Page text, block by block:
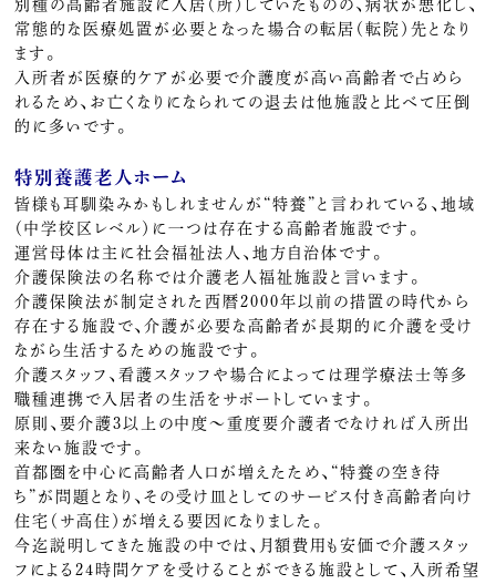
別種の高齢者施設に入居（所）していたものの、病状が悪化し、
常態的な医療処置が必要となった場合の転居（転院）先となり
ます。
入所者が医療的ケアが必要で介護度が高い高齢者で占めら
れるため、お亡くなりになられての退去は他施設と比べて圧倒
的に多いです。
特別養護老人ホーム
皆様も耳馴染みかもしれませんが“特養”と言われている、地域
（中学校区レベル）に一つは存在する高齢者施設です。
運営母体は主に社会福祉法人、地方自治体です。
介護保険法の名称では介護老人福祉施設と言います。
介護保険法が制定された西暦2000年以前の措置の時代から
存在する施設で、介護が必要な高齢者が長期的に介護を受け
ながら生活するための施設です。
介護スタッフ、看護スタッフや場合によっては理学療法士等多
職種連携で入居者の生活をサポートしています。
原則、要介護3以上の中度～重度要介護者でなければ入所出
来ない施設です。
首都圏を中心に高齢者人口が増えたため、“特養の空き待
ち”が問題となり、その受け皿としてのサービス付き高齢者向け
住宅（サ高住）が増える要因になりました。
今迄説明してきた施設の中では、月額費用も安価で介護スタッ
フによる24時間ケアを受けることができる施設として、入所希望